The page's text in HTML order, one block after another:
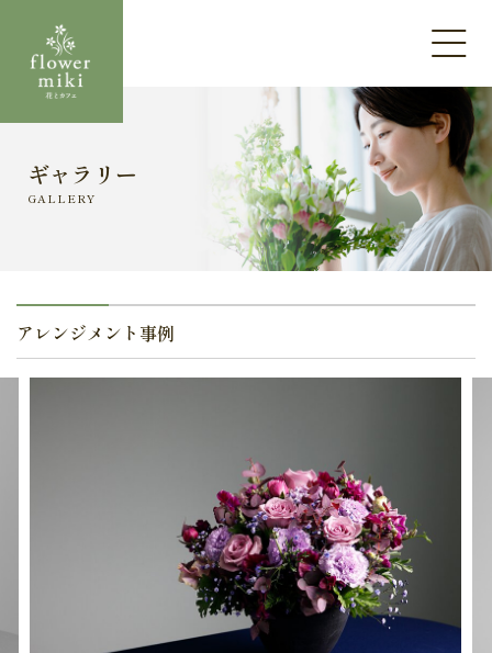
フラワーみきのこと
コミュニティスペース
アクセス・店舗情報
ギャラリー
GALLERY
アレンジメント事例